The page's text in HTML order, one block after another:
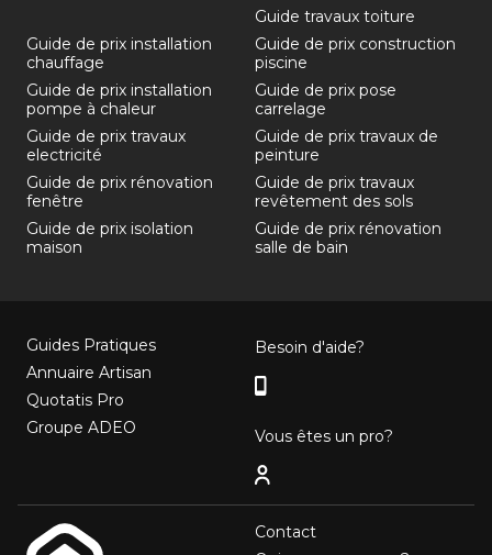
Guide travaux toiture
Guide de prix installation
chauffage
Guide de prix installation
pompe à chaleur
Guide de prix travaux
electricité
Guide de prix rénovation
fenêtre
Guide de prix isolation
maison
Guide de prix construction
piscine
Guide de prix pose
carrelage
Guide de prix travaux de
peinture
Guide de prix travaux
revêtement des sols
Guide de prix rénovation
salle de bain
Contact
Guides Pratiques
Annuaire Artisan
Quotatis Pro
Groupe ADEO
Besoin d'aide?
Vous êtes un pro?